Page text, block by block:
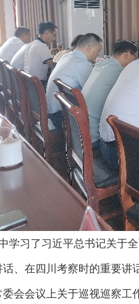
学习了习近平总书记关于
话、在四川考察时的重要
会会议上关于巡视巡察工